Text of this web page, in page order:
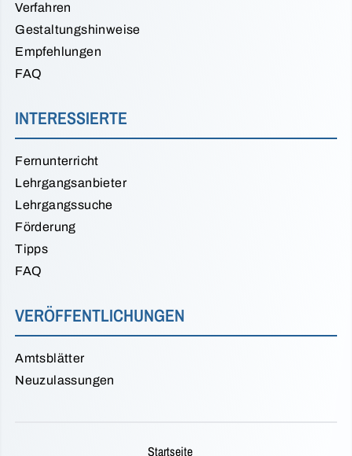
Verfahren
Gestaltungshinweise
Empfehlungen
FAQ
INTERESSIERTE
Fernunterricht
Lehrgangsanbieter
Lehrgangssuche
Förderung
Tipps
FAQ
VERÖFFENTLICHUNGEN
Amtsblätter
Neuzulassungen
Startseite